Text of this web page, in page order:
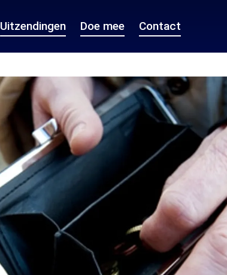
Uitzendingen Doe mee Contact